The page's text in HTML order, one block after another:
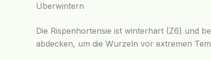
Überwintern
Die Rispenhortensie ist winterhart (Z6) und
abdecken, um die Wurzeln vor extremen